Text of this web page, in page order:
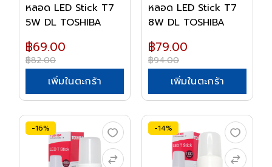
หลอด LED Stick T7
5W DL TOSHIBA
฿69.00
฿82.00
เพิ่มในตะกร้า
หลอด LED Stick T7
8W DL TOSHIBA
฿79.00
฿94.00
เพิ่มในตะกร้า
-16% -14%